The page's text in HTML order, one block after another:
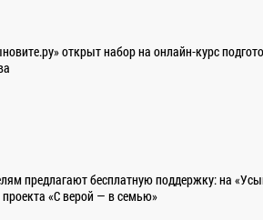
открыт набор на онлайн-курс
предлагают бесплатную поддержку: на
«С верой — в семью»